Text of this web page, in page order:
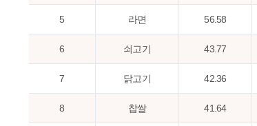
5 라면 56.58
6 쇠고기 43.77
7 닭고기 42.36
8 찹쌀 41.64